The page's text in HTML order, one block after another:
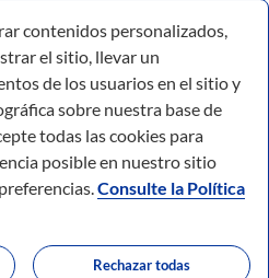
reservados.
contenidos personalizados,
el sitio, llevar un
de los usuarios en el sitio y
sobre nuestra base de
todas las cookies para
posible en nuestro sitio
Consulte la Política
Rechazar todas